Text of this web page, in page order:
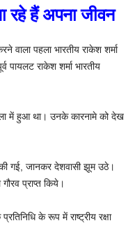
रहे हैं अपना जीवन
वाला पहला भारतीय राकेश शर्मा
राकेश शर्मा भारतीय
में हुआ था। उनके कारनामे को देख
की गई, जानकर देशवासी झूम उठे।
प्राप्त किये।
के रूप में राष्ट्रीय रक्षा